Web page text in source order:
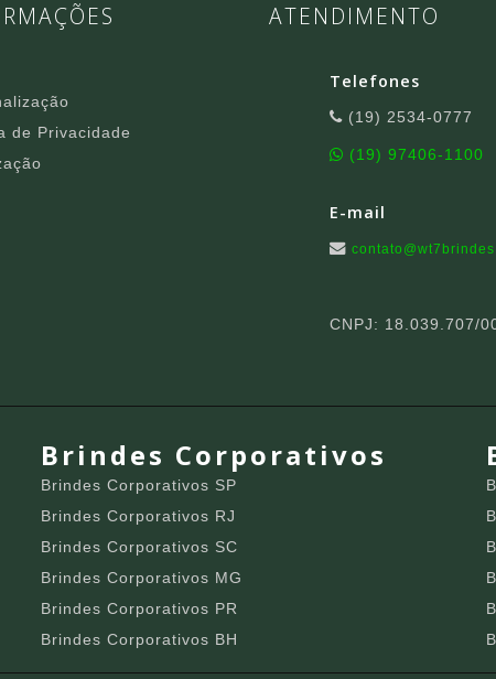
de Privacidade
ATENDIMENTO
Telefones
(19) 2534-0777
(19) 97406-1100
E-mail
CNPJ: 18.039.707/
Brindes Corporativos
Brindes Corporativos SP
Brindes Corporativos RJ
Brindes Corporativos SC
Brindes Corporativos MG
Brindes Corporativos PR
Brindes Corporativos BH